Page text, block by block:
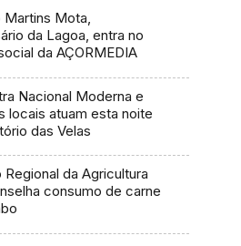
Martins Mota,
da Lagoa, entra no
da AÇORMEDIA
Nacional Moderna e
locais atuam esta noite
das Velas
Regional da Agricultura
consumo de carne